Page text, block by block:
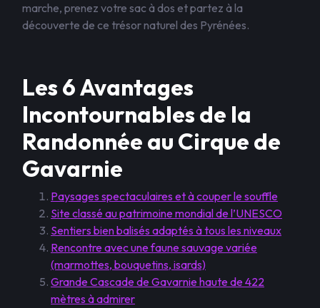
marche, prenez votre sac à dos et partez à la
découverte de ce trésor naturel des Pyrénées.
Les 6 Avantages
Incontournables de la
Randonnée au Cirque de
Gavarnie
Paysages spectaculaires et à couper le souffle
Site classé au patrimoine mondial de l’UNESCO
Sentiers bien balisés adaptés à tous les niveaux
Rencontre avec une faune sauvage variée
(marmottes, bouquetins, isards)
Grande Cascade de Gavarnie haute de 422
mètres à admirer